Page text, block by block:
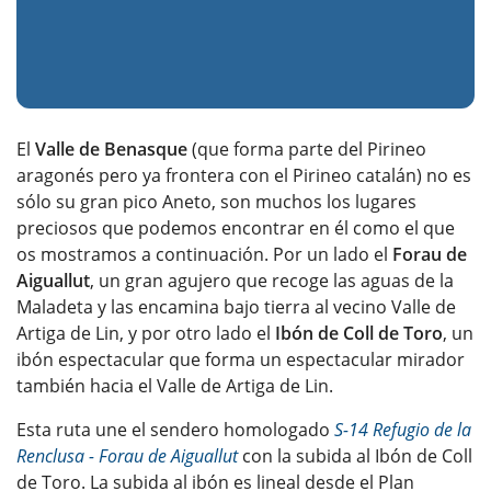
El Valle de Benasque(que forma parte del Pirineo
aragonés pero ya frontera con el Pirineo catalán) no es
sólo su gran pico Aneto, son muchos los lugares
preciosos que podemos encontrar en él como el que
os mostramos a continuación. Por un lado el Forau de
Aiguallut, un gran agujero que recoge las aguas de la
Maladeta y las encamina bajo tierra al vecino Valle de
Artiga de Lin, y por otro lado el Ibón de Coll de Toro, un
ibón espectacular que forma un espectacular mirador
también hacia el Valle de Artiga de Lin.
Esta ruta une el sendero homologado S-14 Refugio de la
Renclusa - Forau de Aiguallutcon la subida al Ibón de Coll
de Toro. La subida al ibón es lineal desde el Plan